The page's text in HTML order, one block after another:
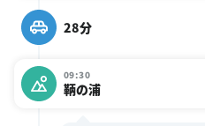
28分
09:30
鞆の浦